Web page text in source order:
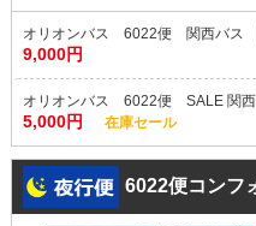
オリオンバス 6022便 関西バス
9,000円
オリオンバス 6022便 SALE 関西
5,000円 在庫セール
6022便コンフ